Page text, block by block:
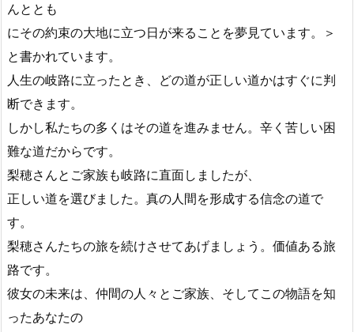
んととも
にその約束の大地に立つ日が来ることを夢見ています。＞
と書かれています。
人生の岐路に立ったとき、どの道が正しい道かはすぐに判
断できます。
しかし私たちの多くはその道を進みません。辛く苦しい困
難な道だからです。
梨穂さんとご家族も岐路に直面しましたが、
正しい道を選びました。真の人間を形成する信念の道で
す。
梨穂さんたちの旅を続けさせてあげましょう。価値ある旅
路です。
彼女の未来は、仲間の人々とご家族、そしてこの物語を知
ったあなたの